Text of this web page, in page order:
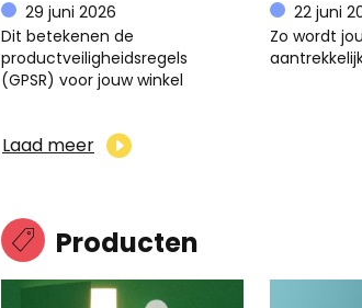
29 juni 2026
Dit betekenen de
productveiligheidsregels
(GPSR) voor jouw winkel
22 juni
Zo wordt
Laad meer
Producten